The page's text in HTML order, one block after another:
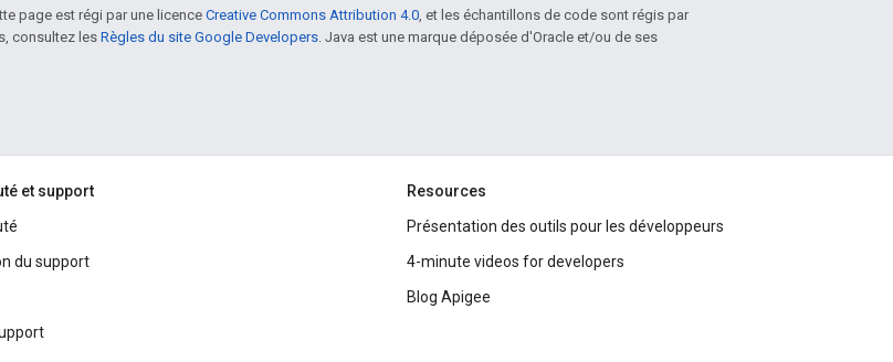
page est régi par une licence Creative Commons Attribution 4.0, et les échantillons de code sont régis par
consultez les Règles du site Google Developers. Java est une marque déposée d'Oracle et/ou de ses
et support
du support
Resources
Présentation des outils pour les développeurs
4-minute videos for developers
Blog Apigee